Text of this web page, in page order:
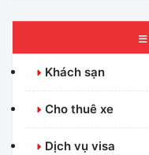
Khách sạn
Cho thuê xe
Dịch vụ visa